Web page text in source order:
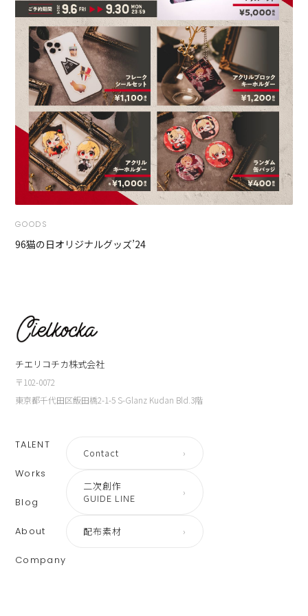
GOODS
96猫の日オリジナルグッズ’24
チエリコチカ株式会社
〒102-0072
東京都千代田区飯田橋2-1-5 S-Glanz Kudan Bld.3階
TALENT
Works
Blog
About
Company
Contact ›
二次創作
GUIDE LINE
›
配布素材 ›